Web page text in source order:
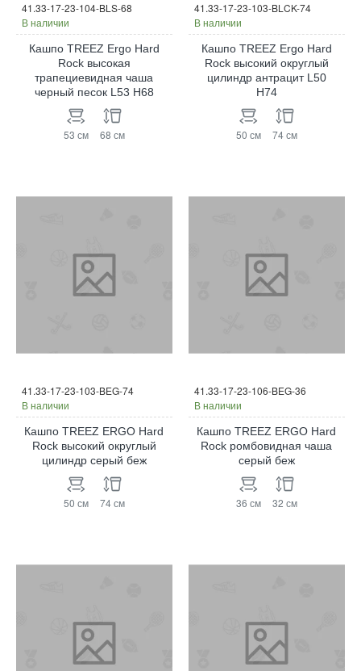
41.33-17-23-104-BLS-68
В наличии
Кашпо TREEZ Ergo Hard
Rock высокая
трапециевидная чаша
черный песок L53 H68
53 см 68 см
41.33-17-23-103-BLCK-74
В наличии
Кашпо TREEZ Ergo Hard
Rock высокий округлый
цилиндр антрацит L50
H74
50 см 74 см
41.33-17-23-103-BEG-74
В наличии
Кашпо TREEZ ERGO Hard
Rock высокий округлый
цилиндр серый беж
50 см 74 см
41.33-17-23-106-BEG-36
В наличии
Кашпо TREEZ ERGO Hard
Rock ромбовидная чаша
серый беж
36 см 32 см